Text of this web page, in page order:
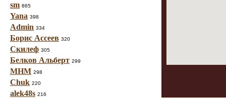
sm 865
Yana 398
Admin 334
Борис Ассеев 320
Скилеф 305
Белков Альберт 299
МНМ 298
Chuk 220
alek48s 216